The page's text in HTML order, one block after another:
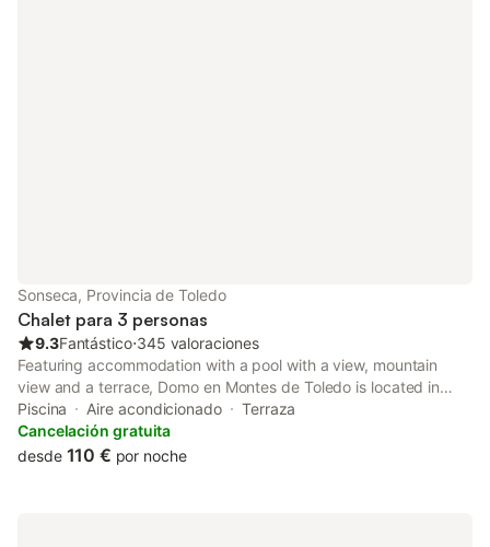
Sonseca, Provincia de Toledo
Chalet para 3 personas
9.3Fantástico⋅345 valoraciones
Featuring accommodation with a pool with a view, mountain
view and a terrace, Domo en Montes de Toledo is located in
Mazarambroz. With garden views, this accommodation
provides a balcony.
Piscina Aire acondicionado
Terraza
Cancelación gratuita
desde 110 € por noche